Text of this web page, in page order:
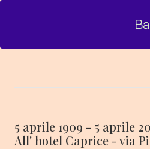
5 aprile 1909 - 5 aprile
All' hotel Caprice - via